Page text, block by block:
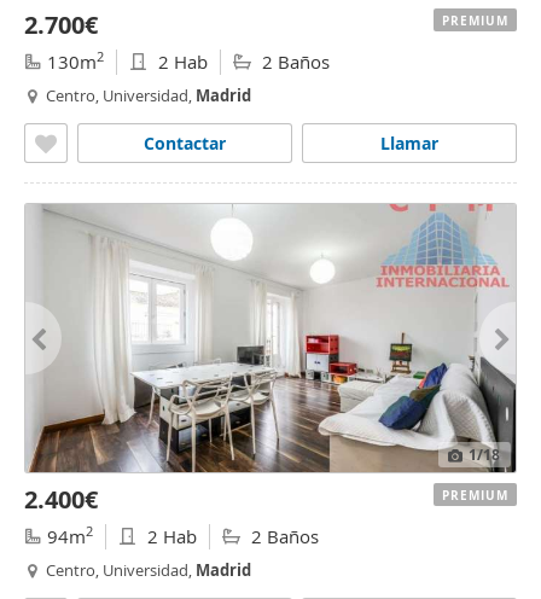
2.700€
130m2 2 Hab 2 Baños
Centro, Universidad, Madrid
Llamar
Contactar
PREMIUM
1/18
2.400€
94m2 2 Hab 2 Baños
Centro, Universidad, Madrid
PREMIUM